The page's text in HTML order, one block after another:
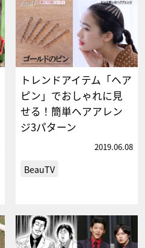
トレンドアイテム「ヘア
ピン」でおしゃれに見
せる！簡単ヘアアレン
ジ3パターン
2019.06.08
BeauTV